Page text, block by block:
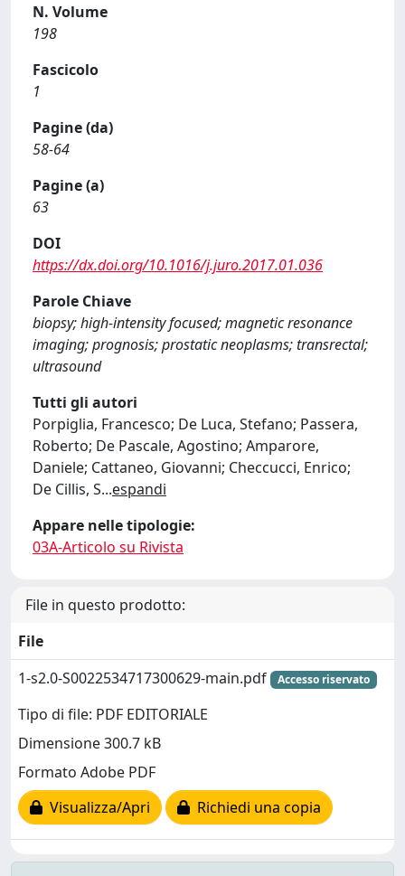
N. Volume
198
Fascicolo
1
Pagine (da)
58-64
Pagine (a)
63
DOI
https://dx.doi.org/10.1016/j.juro.2017.01.036
Parole Chiave
biopsy; high-intensity focused; magnetic resonance
imaging; prognosis; prostatic neoplasms; transrectal;
ultrasound
Tutti gli autori
Porpiglia, Francesco; De Luca, Stefano; Passera,
Roberto; De Pascale, Agostino; Amparore,
Daniele; Cattaneo, Giovanni; Checcucci, Enrico;
De Cillis, S...espandi
Appare nelle tipologie:
03A-Articolo su Rivista
File in questo prodotto:
File
1-s2.0-S0022534717300629-main.pdf
Accesso riservato
Tipo di file: PDF EDITORIALE
Dimensione 300.7 kB
Formato Adobe PDF
Visualizza/Apri
Richiedi una copia